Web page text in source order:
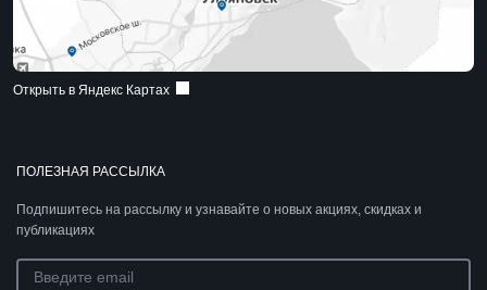
ПОЛЕЗНАЯ РАССЫЛКА
Подпишитесь на рассылку и узнавайте о новых акциях, скидках и
публикациях
Открыть в Яндекс Картах